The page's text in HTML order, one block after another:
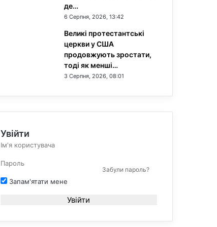
де…
6 Серпня, 2026, 13:42
Великі протестантські
церкви у США
продовжують зростати,
тоді як менші…
3 Серпня, 2026, 08:01
Увійти
Забули пароль?
Запам'ятати мене
Увійти